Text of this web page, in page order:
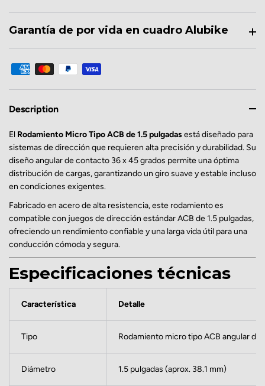
Garantía de por vida en cuadro Alubike
Description
El Rodamiento Micro Tipo ACB de 1.5 pulgadasestá diseñado para
sistemas de dirección que requieren alta precisión y durabilidad. Su
diseño angular de contacto 36 x 45 grados permite una óptima
distribución de cargas, garantizando un giro suave y estable incluso
en condiciones exigentes.
Fabricado en acero de alta resistencia, este rodamiento es
compatible con juegos de dirección estándar ACB de 1.5 pulgadas,
ofreciendo un rendimiento confiable y una larga vida útil para una
conducción cómoda y segura.
Especificaciones técnicas
Característica Detalle
Tipo Rodamiento micro tipo ACB angular de
Diámetro 1.5 pulgadas (aprox. 38.1 mm)